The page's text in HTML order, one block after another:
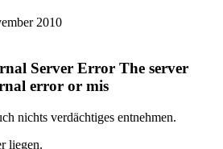
2010
Server Error The server
error or mis
nichts verdächtiges entnehmen.
liegen.